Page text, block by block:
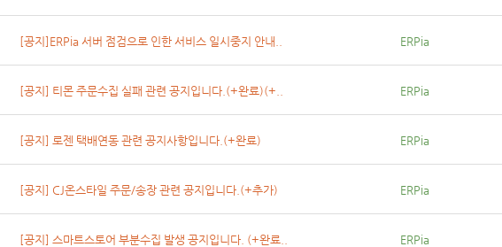
[공지]ERPia 서버 점검으로 인한 서비스 일시중지 안내.. ERPia
[공지] 티몬 주문수집 실패 관련 공지입니다.(+완료)(+.. ERPia
[공지] 로젠 택배연동 관련 공지사항입니다.(+완료) ERPia
[공지] CJ온스타일 주문/송장 관련 공지입니다.(+추가) ERPia
[공지] 스마트스토어 부분수집 발생 공지입니다. (+완료.. ERPia